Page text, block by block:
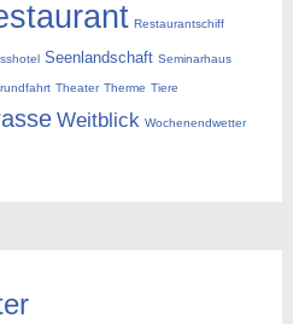
Restaurantschiff
Seenlandschaft Seminarhaus
Theater Therme Tiere
Weitblick Wochenendwetter